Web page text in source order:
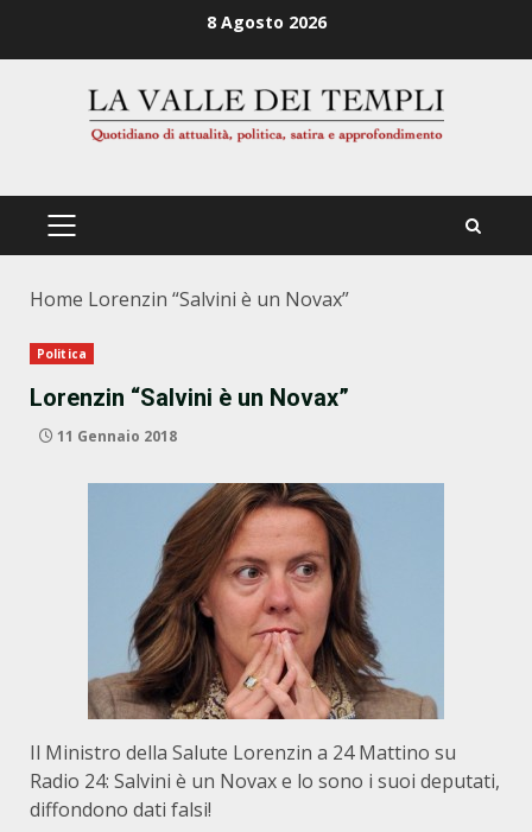
8 Agosto 2026
PRIMÄRES
Home Lorenzin “Salvini è un Novax”
Politica
Lorenzin “Salvini è un Novax”
11 Gennaio 2018
Il Ministro della Salute Lorenzin a 24 Mattino su
Radio 24: Salvini è un Novax e lo sono i suoi deputati,
diffondono dati falsi!